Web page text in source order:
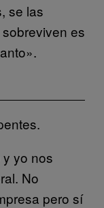
se las
es
yo nos
No
pero sí